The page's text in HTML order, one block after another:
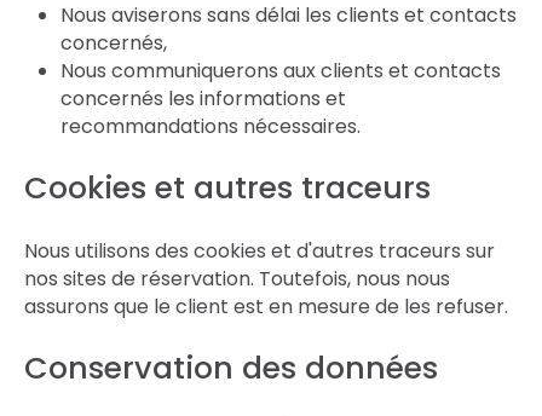
Nous aviserons sans délai les clients et contacts
concernés,
Nous communiquerons aux clients et contacts
concernés les informations et
recommandations nécessaires.
Cookies et autres traceurs
Nous utilisons des cookies et d'autres traceurs sur
nos sites de réservation. Toutefois, nous nous
assurons que le client est en mesure de les refuser.
Conservation des données